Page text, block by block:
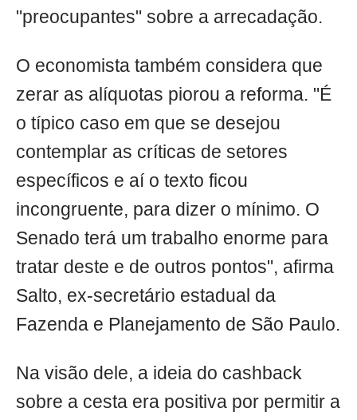
"preocupantes" sobre a arrecadação.
O economista também considera que
zerar as alíquotas piorou a reforma. "É
o típico caso em que se desejou
contemplar as críticas de setores
específicos e aí o texto ficou
incongruente, para dizer o mínimo. O
Senado terá um trabalho enorme para
tratar deste e de outros pontos", afirma
Salto, ex-secretário estadual da
Fazenda e Planejamento de São Paulo.
Na visão dele, a ideia do cashback
sobre a cesta era positiva por permitir a